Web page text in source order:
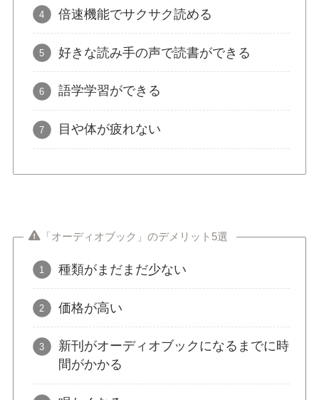
倍速機能でサクサク読める
好きな読み手の声で読書ができる
語学学習ができる
目や体が疲れない
「オーディオブック」のデメリット5選
種類がまだまだ少ない
価格が高い
新刊がオーディオブックになるまでに時
間がかかる